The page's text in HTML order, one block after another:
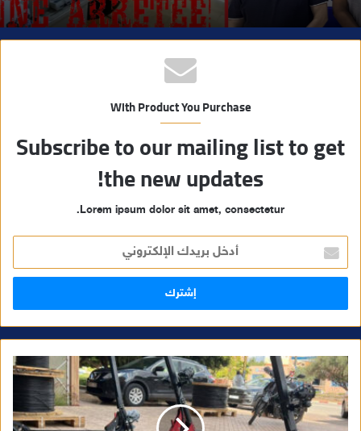
With Product You Purchase
Subscribe to our mailing list to get
the new updates!
Lorem ipsum dolor sit amet, consectetur.
خ
ل
ر
ا
ل
إ
ل
ك
ت